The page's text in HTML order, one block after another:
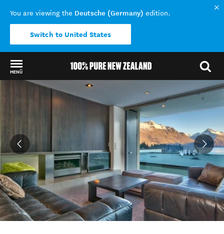
You are viewing the Deutsche (Germany) edition.
Switch to United States
MENÜ
Back to my results